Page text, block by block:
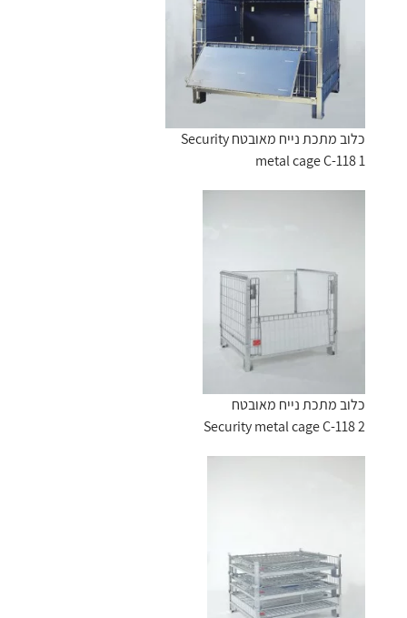
כלוב מתכת נייח מאובטח Security
metal cage C-118 1
כלוב מתכת נייח מאובטח
Security metal cage C-118 2